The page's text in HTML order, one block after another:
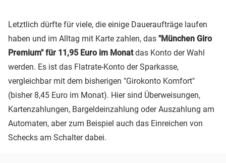
Letztlich dürfte für viele, die einige Daueraufträge laufen
haben und im Alltag mit Karte zahlen, das "München Giro
Premium" für 11,95 Euro im Monatdas Konto der Wahl
werden. Es ist das Flatrate-Konto der Sparkasse,
vergleichbar mit dem bisherigen "Girokonto Komfort"
(bisher 8,45 Euro im Monat). Hier sind Überweisungen,
Kartenzahlungen, Bargeldeinzahlung oder Auszahlung am
Automaten, aber zum Beispiel auch das Einreichen von
Schecks am Schalter dabei.